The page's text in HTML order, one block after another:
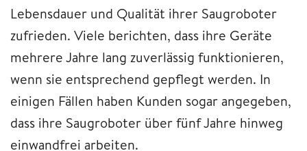
Lebensdauer und Qualität ihrer Saugroboter
zufrieden. Viele berichten, dass ihre Geräte
mehrere Jahre lang zuverlässig funktionieren,
wenn sie entsprechend gepflegt werden. In
einigen Fällen haben Kunden sogar angegeben,
dass ihre Saugroboter über fünf Jahre hinweg
einwandfrei arbeiten.